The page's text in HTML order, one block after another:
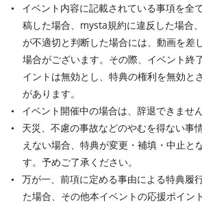
イベント内容に記載されている事項を全
稿した場合、mysta規約に違反した場合
が不適切と判断した場合には、動画を差
場合がございます。その際、イベント終
イントは無効とし、特典の権利を無効と
があります。
イベント開催中の場合は、辞退できません
天災、不慮の事故などのやむを得ない事
えない場合、特典が変更・補填・中止と
す。予めご了承ください。
万が一、前項に定める事由による特典履
た場合、その他本イベントの応援ポイン